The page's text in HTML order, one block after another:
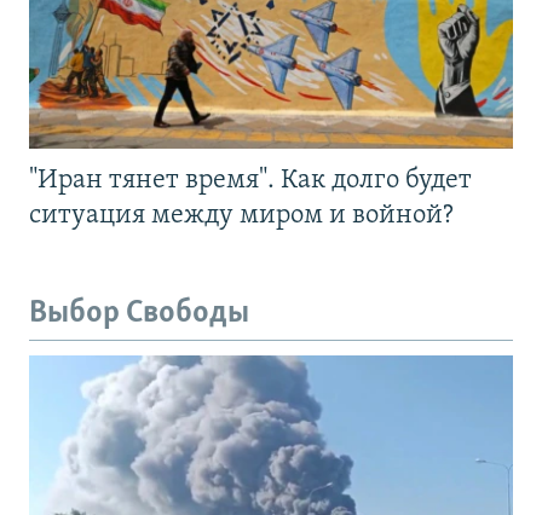
"Иран тянет время". Как долго будет
ситуация между миром и войной?
Выбор Свободы